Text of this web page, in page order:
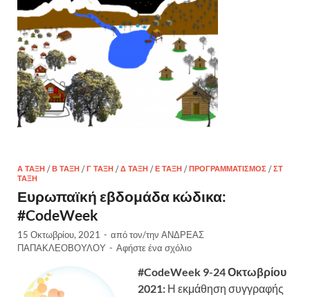
Α ΤΆΞΗ /Β ΤΆΞΗ /Γ ΤΆΞΗ /Δ ΤΆΞΗ /Ε ΤΆΞΗ /ΠΡΟΓΡΑΜΜΑΤΙΣΜΌΣ /ΣΤ
ΤΆΞΗ
Ευρωπαϊκή εβδομάδα κώδικα:
#CodeWeek
15 Οκτωβρίου, 2021 - από τον/την ΑΝΔΡΕΑΣ
ΠΑΠΑΚΛΕΟΒΟΥΛΟΥ - Αφήστε ένα σχόλιο
#CodeWeek 9-24 Οκτωβρίου
2021: Η εκμάθηση συγγραφής